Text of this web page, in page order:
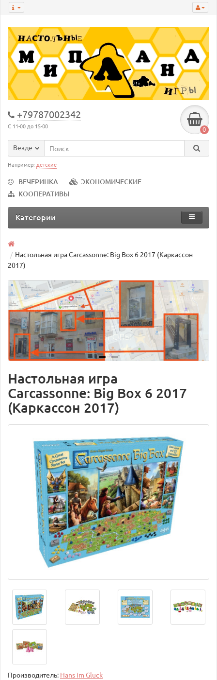
+79787002342
С 11-00 до 15-00 0
Везде
Например: детские
ВЕЧЕРИНКА
ЭКОНОМИЧЕСКИЕ
КООПЕРАТИВЫ
Категории
Настольная игра Carcassonne: Big Box 6 2017 (Каркассон
2017)
Настольная игра
Carcassonne: Big Box 6 2017
(Каркассон 2017)
Производитель: Hans im Gluck